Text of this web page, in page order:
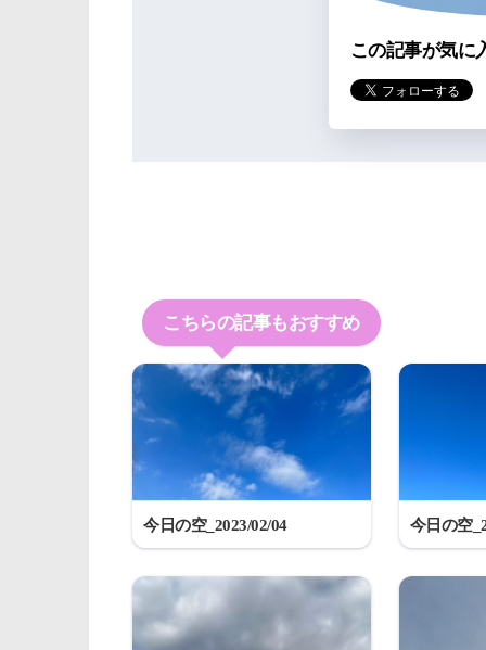
この記事が気に
こちらの記事もおすすめ
今日の空_2023/02/04 今日の空